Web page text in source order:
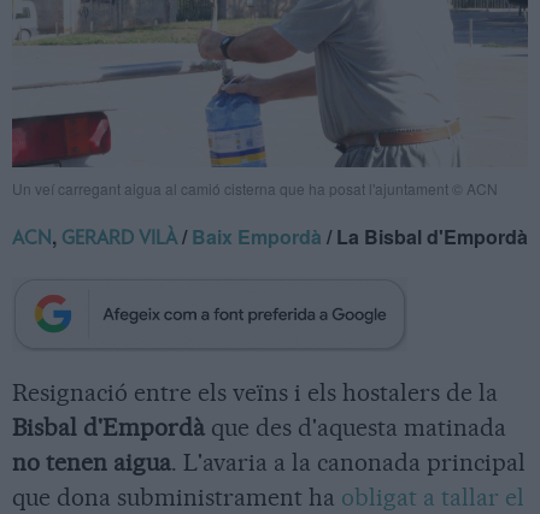
Un veí carregant aigua al camió cisterna que ha posat l'ajuntament © ACN
ACN, GERARD VILÀ/Baix Empordà / La Bisbal d'Empordà
Resignació entre els veïns i els hostalers de la
Bisbal d'Empordà que des d'aquesta matinada
no tenen aigua. L'avaria a la canonada principal
que dona subministrament ha obligat a tallar el